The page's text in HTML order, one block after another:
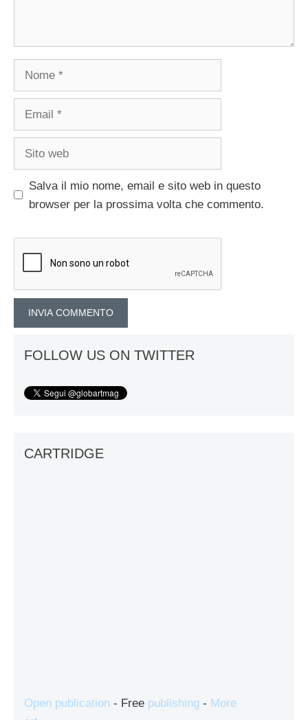
Nome
Email
Sito
Salva il mio nome, email e sito web in questo
browser per la prossima volta che commento.
FOLLOW US ON TWITTER
CARTRIDGE
Open publication - Free publishing - More